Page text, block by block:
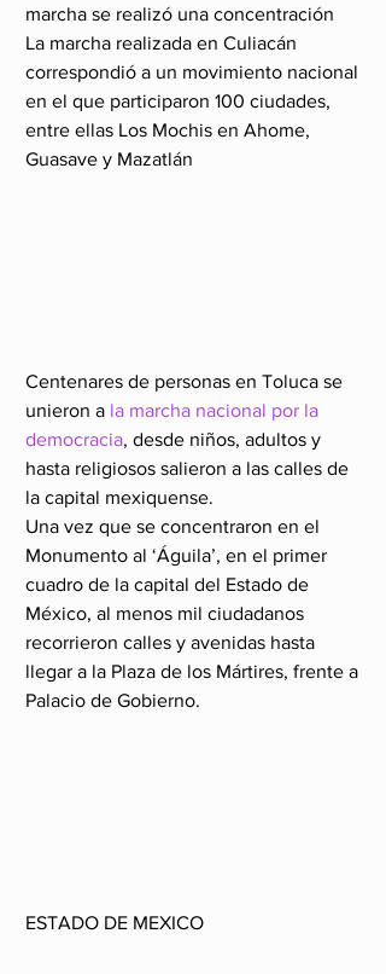
marcha se realizó una concentración
La marcha realizada en Culiacán
correspondió a un movimiento nacional
en el que participaron 100 ciudades,
entre ellas Los Mochis en Ahome,
Guasave y Mazatlán
Centenares de personas en Toluca se
unieron a la marcha nacional por la
democracia, desde niños, adultos y
hasta religiosos salieron a las calles de
la capital mexiquense.
Una vez que se concentraron en el
Monumento al ‘Águila’, en el primer
cuadro de la capital del Estado de
México, al menos mil ciudadanos
recorrieron calles y avenidas hasta
llegar a la Plaza de los Mártires, frente a
Palacio de Gobierno.
ESTADO DE MEXICO